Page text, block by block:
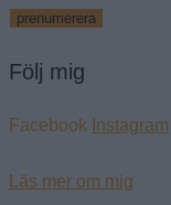
prenumerera
Följ mig
Facebook Instagram
Läs mer om mig